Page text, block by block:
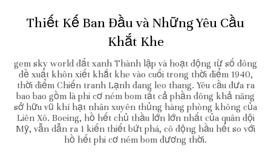
Thiết Kế Ban Đầu và Những Yêu Cầu
Khắt Khe
gem sky world đất xanh Thành lập và hoạt động từ số đông
đề xuất khôn xiết khắt khe vào cuối trong thời điểm 1940,
thời điểm Chiến tranh Lạnh đang leo thang. Yêu cầu đưa ra
bao bao gồm là phi cơ ném bom tất cả phần đông khả năng
sở hữu vũ khí hạt nhân xuyên thủng hàng phòng không của
Liên Xô. Boeing, hồ hết chủ thầu lớn lớn nhất của quân đội
Mỹ, vẫn dẫn ra 1 kiến thiết bứt phá, cô động hầu hết so với
hồ hết phi cơ ném bom đương thời.